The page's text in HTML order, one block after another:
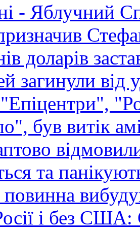
- Яблучний
доларів
загинули від
був витік
та
і без США: